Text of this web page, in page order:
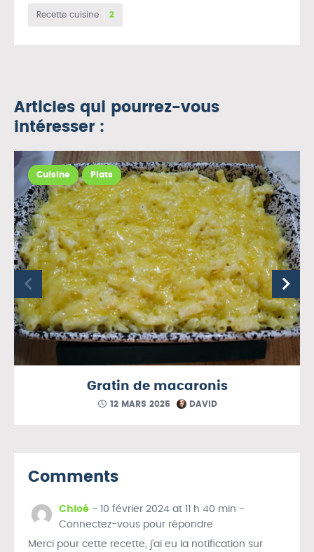
Recette cuisine 2
Articles qui pourrez-vous
intéresser :
Cuisine Plats
Gratin de macaronis
12 MARS 2025 DAVID
Comments
Chloé - 10 février 2024 at 11 h 40 min -
Connectez-vous pour répondre
Merci pour cette recette, j’ai eu la notification sur